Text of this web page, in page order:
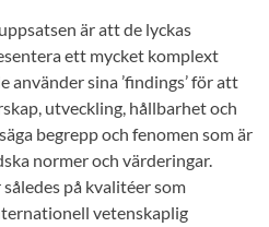
är att de lyckas
ett mycket komplext
sina ’findings’ för att
utveckling, hållbarhet och
begrepp och fenomen som är
normer och värderingar.
på kvalitéer som
vetenskaplig